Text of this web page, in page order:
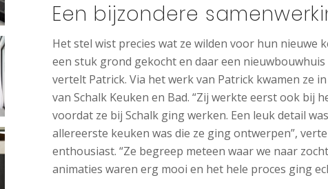
Een bijzondere
Het stel wist precies wat ze wilden voor hun nieuwe
een stuk grond gekocht en daar een nieuwbouwhuis
vertelt Patrick. Via het werk van Patrick kwamen ze
van Schalk Keuken en Bad. “Zij werkte eerst ook bij
voordat ze bij Schalk ging werken. Een leuk detail
allereerste keuken was die ze ging ontwerpen”,
enthousiast. “Ze begreep meteen waar we naar
animaties waren erg mooi en het hele proces ging